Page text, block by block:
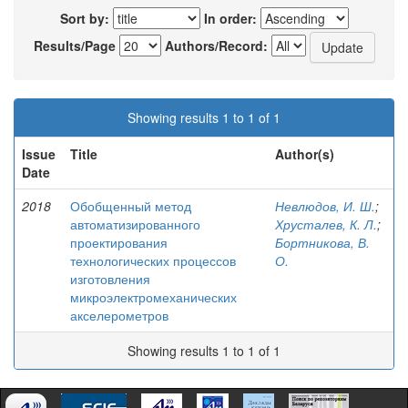
Sort by:
In order:
Results/Page
Authors/Record:
Showing results 1 to 1 of 1
Issue
Date
Title Author(s)
2018
Обобщенный метод
автоматизированного
проектирования
технологических процессов
изготовления
микроэлектромеханических
акселерометров
Невлюдов, И. Ш.;
Хрусталев, К. Л.;
Бортникова, В.
О.
Showing results 1 to 1 of 1